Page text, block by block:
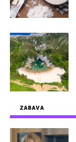
ZABAVA